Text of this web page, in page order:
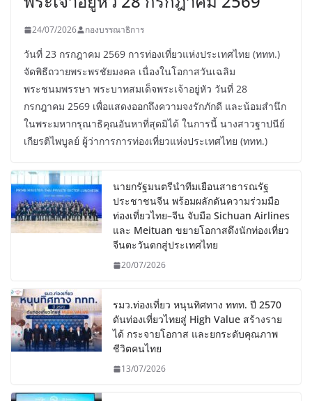
24/07/2026 กองบรรณาธิการ
วันที่ 23 กรกฎาคม 2569 การท่องเที่ยวแห่งประเทศไทย (ททท.)
จัดพิธีถวายพระพรชัยมงคล เนื่องในโอกาสวันเฉลิม
พระชนมพรรษา พระบาทสมเด็จพระเจ้าอยู่หัว วันที่ 28
กรกฎาคม 2569 เพื่อแสดงออกถึงความจงรักภักดี และน้อมสำนึก
ในพระมหากรุณาธิคุณอันหาที่สุดมิได้ ในการนี้ นางสาวฐาปนีย์
เกียรติไพบูลย์ ผู้ว่าการการท่องเที่ยวแห่งประเทศไทย (ททท.)
นายกรัฐมนตรีนำทีมเยือนสาธารณรัฐ
ประชาชนจีน พร้อมผลักดันความร่วมมือ
ท่องเที่ยวไทย–จีน จับมือ Sichuan Airlines
และ Meituan ขยายโอกาสดึงนักท่องเที่ยว
จีนตะวันตกสู่ประเทศไทย
20/07/2026
รมว.ท่องเที่ยว หนุนทิศทาง ททท. ปี 2570
ดันท่องเที่ยวไทยสู่ High Value สร้างราย
ได้ กระจายโอกาส และยกระดับคุณภาพ
ชีวิตคนไทย
13/07/2026